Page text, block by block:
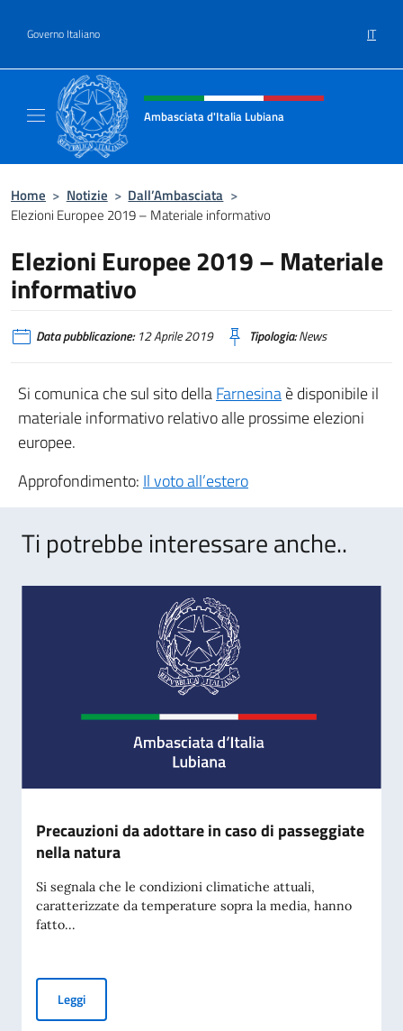
Governo Italiano IT
Intestazione sito, social e menù
Ambasciata d'Italia Lubiana
Home > Notizie > Dall’Ambasciata >
Elezioni Europee 2019 – Materiale informativo
Elezioni Europee 2019 – Materiale
informativo
Data pubblicazione:12 Aprile 2019 Tipologia:News
Si comunica che sul sito dellaFarnesinaè disponibile il
materiale informativo relativo alle prossime elezioni
europee.
Approfondimento: Il voto all’estero
Ti potrebbe interessare anche..
Precauzioni da adottare in caso di passeggiate
nella natura
Si segnala che le condizioni climatiche attuali,
caratterizzate da temperature sopra la media, hanno
fatto...
LeggiPrecauzioni da adottare in caso di passeggiate nella natura